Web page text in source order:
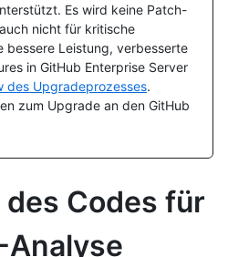
Es wird keine Patch-
nicht für kritische
bessere Leistung, verbesserte
in GitHub Enterprise Server
des Upgradeprozesses.
zum Upgrade an den GitHub
Codes für
Analyse